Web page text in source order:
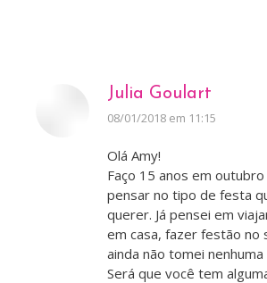
Julia Goulart
disse:
08/01/2018 em 11:15
Olá Amy!
Faço 15 anos em
pensar no tipo de festa
querer. Já pensei em
em casa, fazer festão no
ainda não tomei nenhuma
Será que você tem